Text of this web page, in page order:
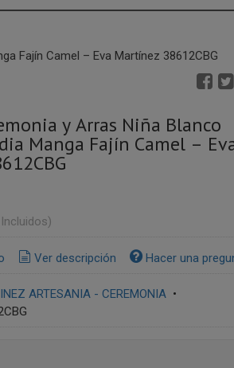
Fajín Camel – Eva Martínez 38612CBG
y Arras Niña Blanco
Manga Fajín Camel –
Ver descripción Hacer una
ARTESANIA - CEREMONIA•